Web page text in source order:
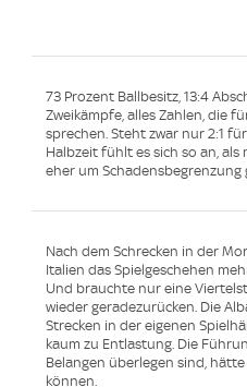
73 Prozent Ballbesitz, 13:4
Zweikämpfe, alles Zahlen, die
sprechen. Steht zwar nur 2:1
Halbzeit fühlt es sich so an,
eher um Schadensbegrenzung
Nach dem Schrecken in der
Italien das Spielgeschehen
Und brauchte nur eine
wieder geradezurücken. Die
Strecken in der eigenen
kaum zu Entlastung. Die
Belangen überlegen sind,
können.